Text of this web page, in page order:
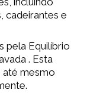
cadeirantes e
pela Equilíbrio
. Esta
mesmo